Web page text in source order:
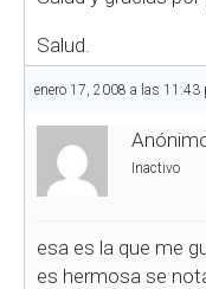
Salud.
enero 17, 2008 a las 11:43
Inactivo
esa es la que me
es hermosa se